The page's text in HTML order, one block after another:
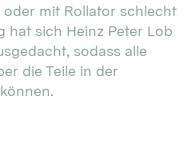
mit Rollator schlecht
hat sich Heinz Peter Lob
sodass alle
die Teile in der